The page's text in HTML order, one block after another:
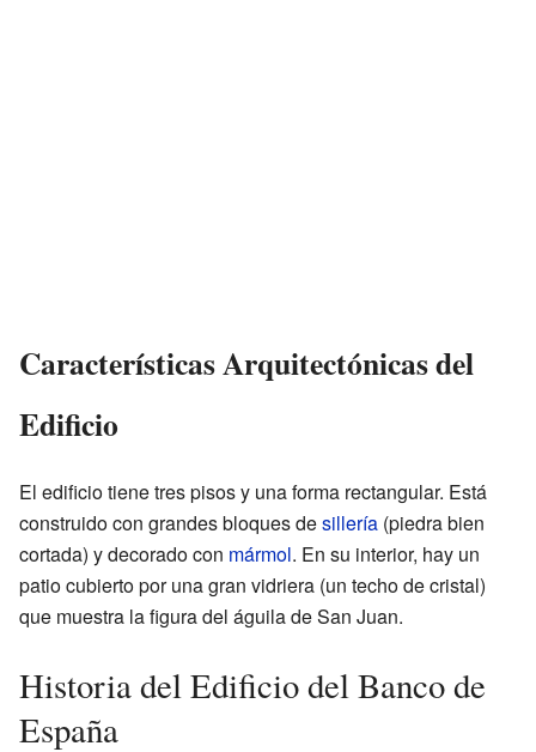
Características Arquitectónicas del
Edificio
El edificio tiene tres pisos y una forma rectangular. Está
construido con grandes bloques desillería (piedra bien
cortada) y decorado con mármol. En su interior, hay un
patio cubierto por una gran vidriera (un techo de cristal)
que muestra la figura del águila de San Juan.
Historia del Edificio del Banco de
España